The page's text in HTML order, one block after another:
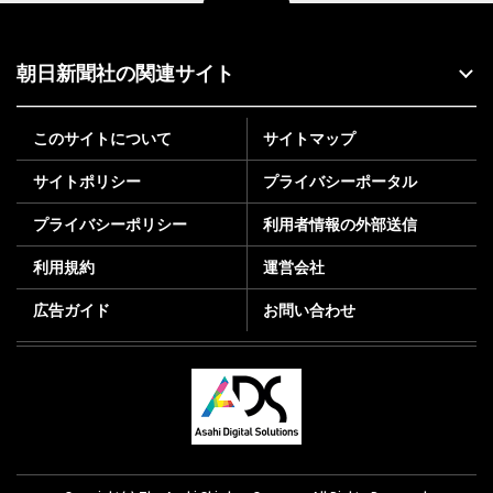
朝日新聞社の関連サイト
このサイトについて サイトマップ
サイトポリシー プライバシーポータル
プライバシーポリシー 利用者情報の外部送信
利用規約 運営会社
広告ガイド お問い合わせ